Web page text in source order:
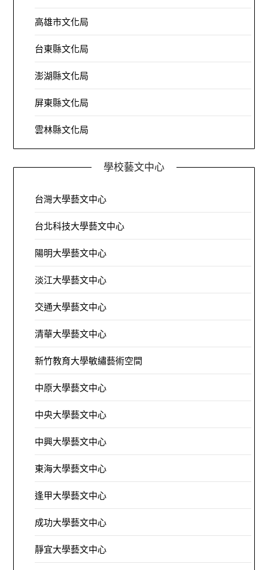
高雄市文化局
台東縣文化局
澎湖縣文化局
屏東縣文化局
雲林縣文化局
學校藝文中心
台灣大學藝文中心
台北科技大學藝文中心
陽明大學藝文中心
淡江大學藝文中心
交通大學藝文中心
清華大學藝文中心
新竹教育大學敏繡藝術空間
中原大學藝文中心
中央大學藝文中心
中興大學藝文中心
東海大學藝文中心
逢甲大學藝文中心
成功大學藝文中心
靜宜大學藝文中心